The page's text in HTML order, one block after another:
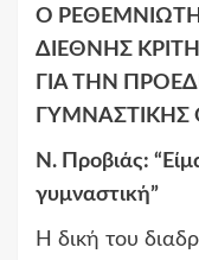
Ο
ΔΙΕΘΝΗΣ
ΓΙΑ ΤΗΝ
Ν. Προβιάς:
γυμναστική”
Η δική του